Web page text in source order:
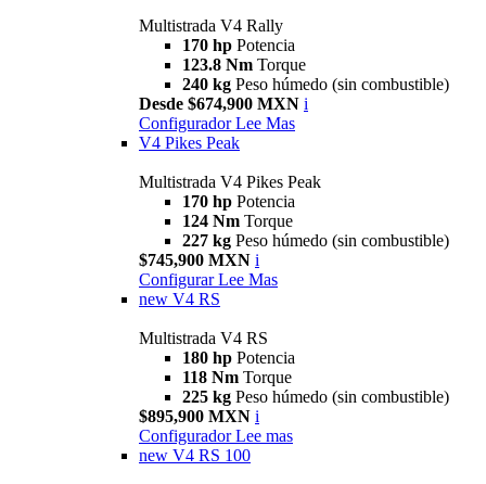
Multistrada V4 Rally
170 hp Potencia
123.8 Nm Torque
240 kg Peso húmedo (sin combustible)
Desde $674,900 MXN i
Configurador Lee Mas
V4 Pikes Peak
Multistrada V4 Pikes Peak
170 hp Potencia
124 Nm Torque
227 kg Peso húmedo (sin combustible)
$745,900 MXN i
Configurar Lee Mas
new V4 RS
Multistrada V4 RS
180 hp Potencia
118 Nm Torque
225 kg Peso húmedo (sin combustible)
$895,900 MXN i
Configurador Lee mas
new V4 RS 100